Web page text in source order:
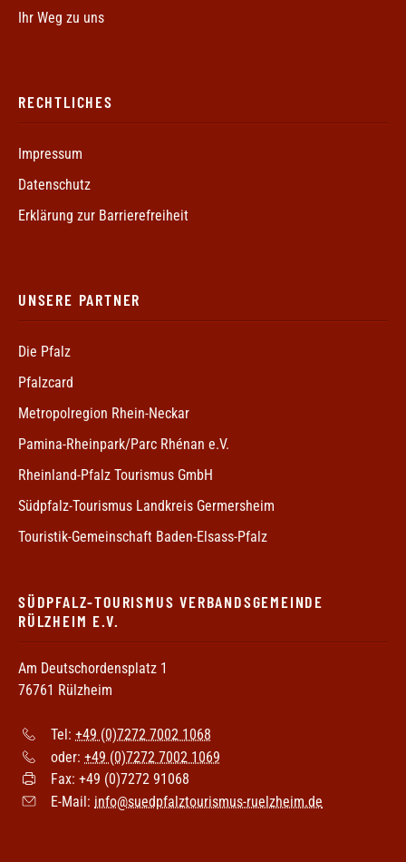
Ihr Weg zu uns
RECHTLICHES
Impressum
Datenschutz
Erklärung zur Barrierefreiheit
UNSERE PARTNER
Die Pfalz
Pfalzcard
Metropolregion Rhein-Neckar
Pamina-Rheinpark/Parc Rhénan e.V.
Rheinland-Pfalz Tourismus GmbH
Südpfalz-Tourismus Landkreis Germersheim
Touristik-Gemeinschaft Baden-Elsass-Pfalz
SÜDPFALZ-TOURISMUS VERBANDSGEMEINDE
RÜLZHEIM E.V.
Am Deutschordensplatz 1
76761 Rülzheim
Tel: +49 (0)7272 7002 1068
oder: +49 (0)7272 7002 1069
Fax: +49 (0)7272 91068
E-Mail: info@suedpfalztourismus-ruelzheim.de